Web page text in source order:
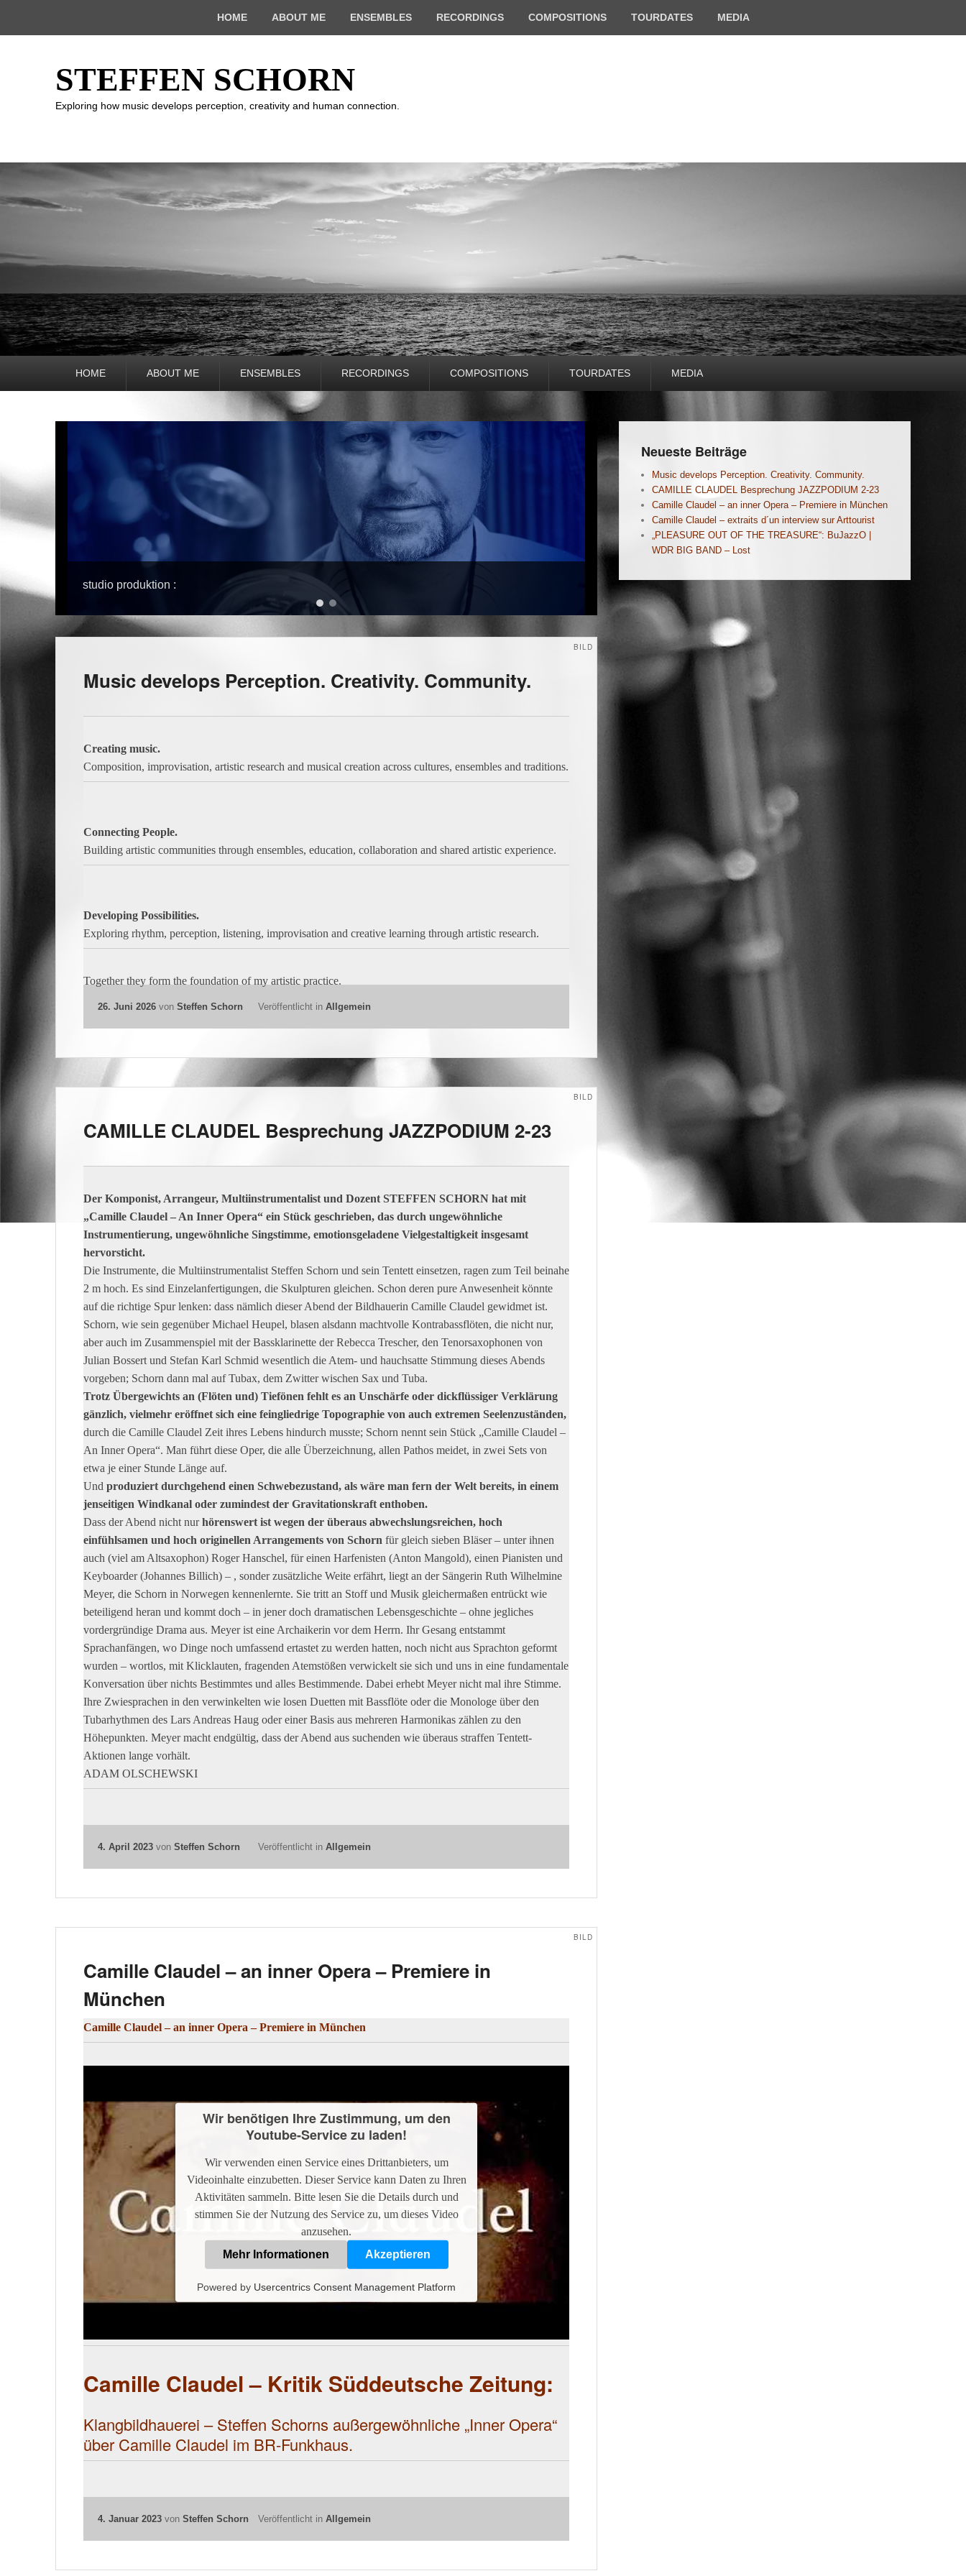
HOME ABOUT ME ENSEMBLES RECORDINGS COMPOSITIONS TOURDATES MEDIA
STEFFEN SCHORN
Exploring how music develops perception, creativity and human connection.
HOME ABOUT ME ENSEMBLES RECORDINGS COMPOSITIONS TOURDATES MEDIA
Building artistic communities through ensembles, education, collaboration and shared artistic experience.
Exploring rhythm, perception, listening, improvisation and creative learning through artistic research.
26. Juni 2026 vonSteffen Schorn Veröffentlicht in Allgemein
CAMILLE CLAUDEL Besprechung JAZZPODIUM 2-23
Der Komponist, Arrangeur, Multiinstrumentalist und Dozent STEFFEN SCHORN hat mit
„Camille Claudel – An Inner Opera“ ein Stück geschrieben, das durch ungewöhnliche
Instrumentierung, ungewöhnliche Singstimme, emotionsgeladene Vielgestaltigkeit insgesamt
hervorsticht.
Die Instrumente, die Multiinstrumentalist Steffen Schorn und sein Tentett einsetzen, ragen zum Teil beinahe
2 m hoch. Es sind Einzelanfertigungen, die Skulpturen gleichen. Schon deren pure Anwesenheit könnte
auf die richtige Spur lenken: dass nämlich dieser Abend der Bildhauerin Camille Claudel gewidmet ist.
Schorn, wie sein gegenüber Michael Heupel, blasen alsdann machtvolle Kontrabassflöten, die nicht nur,
aber auch im Zusammenspiel mit der Bassklarinette der Rebecca Trescher, den Tenorsaxophonen von
Julian Bossert und Stefan Karl Schmid wesentlich die Atem- und hauchsatte Stimmung dieses Abends
vorgeben; Schorn dann mal auf Tubax, dem Zwitter wischen Sax und Tuba.
Trotz Übergewichts an (Flöten und) Tiefönen fehlt es an Unschärfe oder dickflüssiger Verklärung
gänzlich, vielmehr eröffnet sich eine feingliedrige Topographie von auch extremen Seelenzuständen,
durch die Camille Claudel Zeit ihres Lebens hindurch musste; Schorn nennt sein Stück „Camille Claudel –
An Inner Opera“. Man führt diese Oper, die alle Überzeichnung, allen Pathos meidet, in zwei Sets von
etwa je einer Stunde Länge auf.
Undproduziert durchgehend einen Schwebezustand, als wäre man fern der Welt bereits, in einem
jenseitigen Windkanal oder zumindest der Gravitationskraft enthoben.
Dass der Abend nicht nurhörenswert ist wegen der überaus abwechslungsreichen, hoch
einfühlsamen und hoch originellen Arrangements von Schornfür gleich sieben Bläser – unter ihnen
auch (viel am Altsaxophon) Roger Hanschel, für einen Harfenisten (Anton Mangold), einen Pianisten und
Keyboarder (Johannes Billich) – , sonder zusätzliche Weite erfährt, liegt an der Sängerin Ruth Wilhelmine
Meyer, die Schorn in Norwegen kennenlernte. Sie tritt an Stoff und Musik gleichermaßen entrückt wie
beteiligend heran und kommt doch – in jener doch dramatischen Lebensgeschichte – ohne jegliches
vordergründige Drama aus. Meyer ist eine Archaikerin vor dem Herrn. Ihr Gesang entstammt
Sprachanfängen, wo Dinge noch umfassend ertastet zu werden hatten, noch nicht aus Sprachton geformt
wurden – wortlos, mit Klicklauten, fragenden Atemstößen verwickelt sie sich und uns in eine fundamentale
Ihre Zwiesprachen in den verwinkelten wie losen Duetten mit Bassflöte oder die Monologe über den
Tubarhythmen des Lars Andreas Haug oder einer Basis aus mehreren Harmonikas zählen zu den
ADAM OLSCHEWSKI
4. April 2023 vonSteffen Schorn Veröffentlicht in Allgemein
Camille Claudel – an inner Opera – Premiere in
München
Camille Claudel – an inner Opera – Premiere in München
Wir benötigen Ihre Zustimmung, um den
Youtube-Service zu laden!
Wir verwenden einen Service eines Drittanbieters, um
Videoinhalte einzubetten. Dieser Service kann Daten zu Ihren
stimmen Sie der Nutzung des Service zu, um dieses Video
Mehr Informationen
Akzeptieren
Camille Claudel – Kritik Süddeutsche Zeitung:
über Camille Claudel im BR-Funkhaus.
Neueste Beiträge
Music develops Perception. Creativity. Community.
CAMILLE CLAUDEL Besprechung JAZZPODIUM 2-23
Camille Claudel – an inner Opera – Premiere in München
Camille Claudel – extraits d´un interview sur Arttourist
„PLEASURE OUT OF THE TREASURE“: BuJazzO |
WDR BIG BAND – Lost